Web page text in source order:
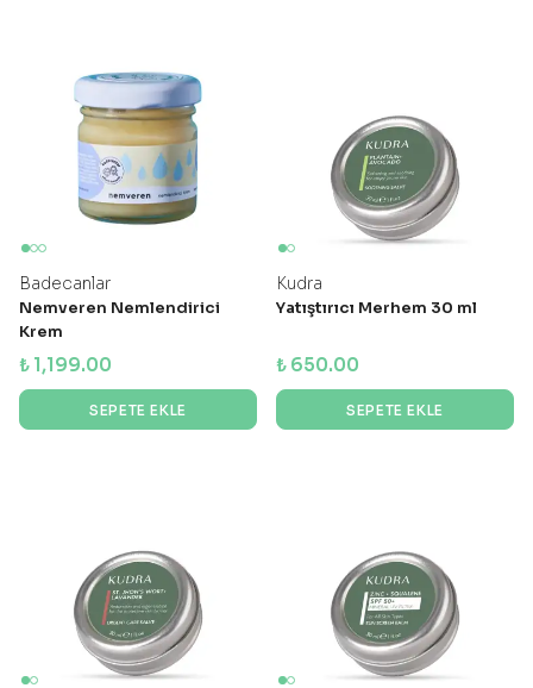
Badecanlar
Nemveren Nemlendirici
Krem
₺ 1,199.00
SEPETE EKLE
Kudra
Yatıştırıcı Merhem 30 ml
₺ 650.00
SEPETE EKLE